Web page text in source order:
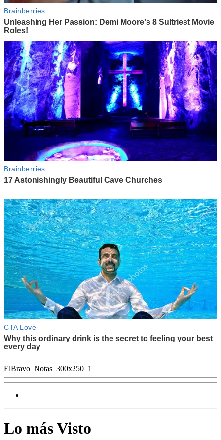
ElBravo_Notas_300x250_1
Lo más Visto